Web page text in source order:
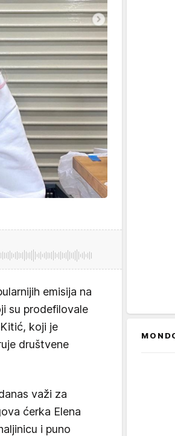
emisija na
su prodefilovale
koji je
društvene
važi za
ćerka Elena
i puno